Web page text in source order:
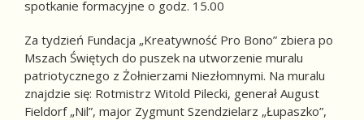
spotkanie formacyjne o godz. 15.00
Za tydzień Fundacja „Kreatywność Pro Bono” zbiera po
Mszach Świętych do puszek na utworzenie muralu
patriotycznego z Żołnierzami Niezłomnymi. Na muralu
znajdzie się: Rotmistrz Witold Pilecki, generał August
Fieldorf „Nil”, major Zygmunt Szendzielarz „Łupaszko”,